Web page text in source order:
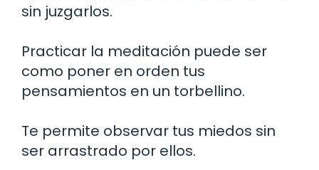
sin juzgarlos.
Practicar la meditación puede ser
como poner en orden tus
pensamientos en un torbellino.
Te permite observar tus miedos sin
ser arrastrado por ellos.